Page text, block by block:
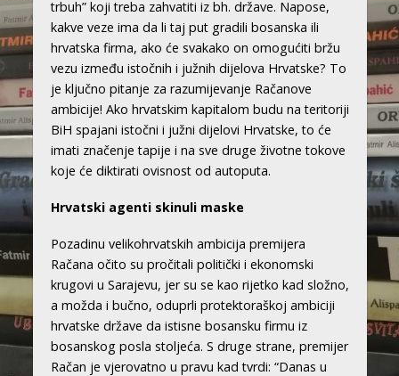
trbuh” koji treba zahvatiti iz bh. države. Napose,
kakve veze ima da li taj put gradili bosanska ili
hrvatska firma, ako će svakako on omogućiti bržu
vezu između istočnih i južnih dijelova Hrvatske? To
je ključno pitanje za razumijevanje Račanove
ambicije! Ako hrvatskim kapitalom budu na teritoriji
BiH spajani istočni i južni dijelovi Hrvatske, to će
imati značenje tapije i na sve druge životne tokove
koje će diktirati ovisnost od autoputa.
Hrvatski agenti skinuli maske
Pozadinu velikohrvatskih ambicija premijera
Račana očito su pročitali politički i ekonomski
krugovi u Sarajevu, jer su se kao rijetko kad složno,
a možda i bučno, oduprli protektoraškoj ambiciji
hrvatske države da istisne bosansku firmu iz
bosanskog posla stoljeća. S druge strane, premijer
Račan je vjerovatno u pravu kad tvrdi: “Danas u